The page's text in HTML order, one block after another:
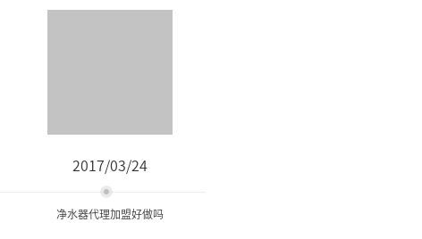
2017/03/24
净水器代理加盟好做吗